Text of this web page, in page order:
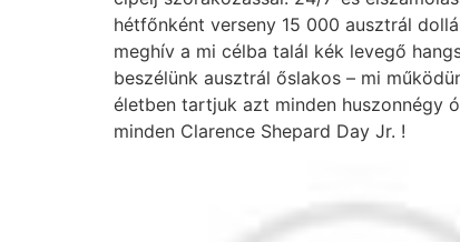
hétfőnként verseny 15 000 ausztrál
meghív a mi célba talál kék levegő
beszélünk ausztrál őslakos – mi
életben tartjuk azt minden huszonnégy
minden Clarence Shepard Day Jr. !